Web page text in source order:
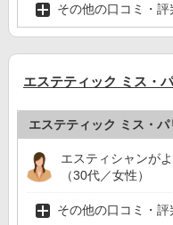
その他の口コミ・評
エステティック ミス・
エステティック ミス・パ
エスティシャンが
（30代／女性）
その他の口コミ・評